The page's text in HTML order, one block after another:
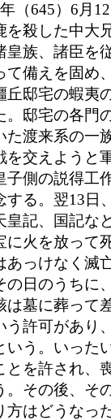
（645）6月
を殺した中大
皇族、諸臣を
て備えを固め
丘邸宅の蝦夷
。邸宅の各門
た渡来系の一
を交えようと
子側の説得工
する。翌13日
皇記、国記な
に火を放って
あっけなく滅
の日のうちに
は墓に葬って
う許可があり
いう。いった
とを許され、
。その後、そ
方はどうなっ